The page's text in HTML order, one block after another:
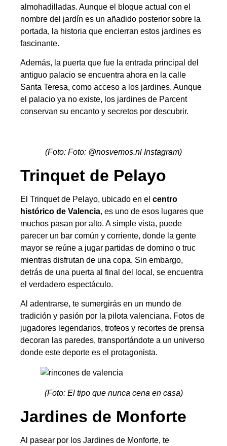
almohadilladas. Aunque el bloque actual con el
nombre del jardín es un añadido posterior sobre la
portada, la historia que encierran estos jardines es
fascinante.
Además, la puerta que fue la entrada principal del
antiguo palacio se encuentra ahora en la calle
Santa Teresa, como acceso a los jardines. Aunque
el palacio ya no existe, los jardines de Parcent
conservan su encanto y secretos por descubrir.
(Foto: Foto: @nosvemos.nl Instagram)
Trinquet de Pelayo
El Trinquet de Pelayo, ubicado en el centro
histórico de Valencia, es uno de esos lugares que
muchos pasan por alto. A simple vista, puede
parecer un bar común y corriente, donde la gente
mayor se reúne a jugar partidas de domino o truc
mientras disfrutan de una copa. Sin embargo,
detrás de una puerta al final del local, se encuentra
el verdadero espectáculo.
Al adentrarse, te sumergirás en un mundo de
tradición y pasión por la pilota valenciana. Fotos de
jugadores legendarios, trofeos y recortes de prensa
decoran las paredes, transportándote a un universo
donde este deporte es el protagonista.
(Foto: El tipo que nunca cena en casa)
Jardines de Monforte
Al pasear por los Jardines de Monforte, te